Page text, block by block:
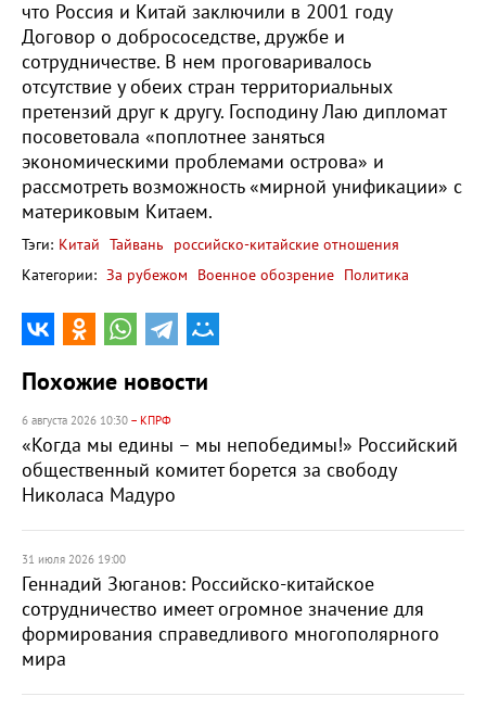
что Россия и Китай заключили в 2001 году
Договор о добрососедстве, дружбе и
сотрудничестве. В нем проговаривалось
отсутствие у обеих стран территориальных
претензий друг к другу. Господину Лаю дипломат
посоветовала «поплотнее заняться
экономическими проблемами острова» и
рассмотреть возможность «мирной унификации» с
материковым Китаем.
Тэги: Китай Тайвань
российско-китайские отношения
Категории: За рубежом Военное обозрение Политика
Похожие новости
6 августа 2026 10:30 – КПРФ
«Когда мы едины – мы непобедимы!» Российский
общественный комитет борется за свободу
Николаса Мадуро
31 июля 2026 19:00
Геннадий Зюганов: Российско-китайское
сотрудничество имеет огромное значение для
формирования справедливого многополярного
мира